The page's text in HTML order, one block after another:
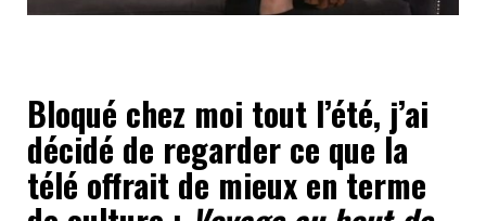
Bloqué chez moi tout l’été, j’ai
décidé de regarder ce que la
télé offrait de mieux en terme